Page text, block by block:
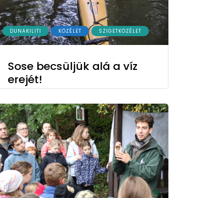
DUNAKILITI KÖZÉLET SZIGETKÖZÉLET
Sose becsüljük alá a víz
erejét!